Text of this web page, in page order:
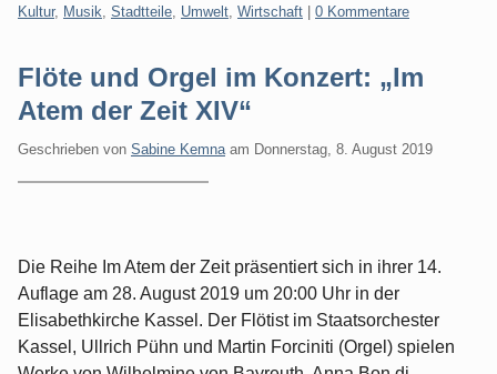
Kategorien:
Kultur, Musik Stadtteile Umwelt Wirtschaft | 0 Kommentare
Flöte und Orgel im Konzert: „Im
Atem der Zeit XIV“
Geschrieben von Sabine Kemna am Donnerstag, 8. August 2019
Die Reihe Im Atem der Zeit präsentiert sich in ihrer 14.
Auflage am 28. August 2019 um 20:00 Uhr in der
Elisabethkirche Kassel. Der Flötist im Staatsorchester
Kassel, Ullrich Pühn und Martin Forciniti (Orgel) spielen